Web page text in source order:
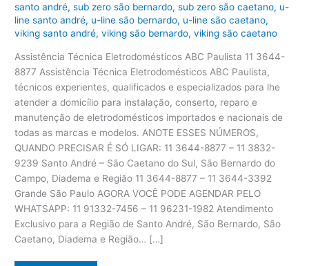
santo andré,sub zero são bernardo,sub zero são caetano, u-
line santo andré, u-line são bernardo, u-line são caetano,
viking santo andré,viking são bernardo,viking são caetano
Assistência Técnica Eletrodomésticos ABC Paulista 11 3644-
8877 Assistência Técnica Eletrodomésticos ABC Paulista,
técnicos experientes, qualificados e especializados para lhe
atender a domicílio para instalação, conserto, reparo e
manutenção de eletrodomésticos importados e nacionais de
todas as marcas e modelos. ANOTE ESSES NÚMEROS,
QUANDO PRECISAR É SÓ LIGAR: 11 3644-8877 – 11 3832-
9239 Santo André – São Caetano do Sul, São Bernardo do
Campo, Diadema e Região 11 3644-8877 – 11 3644-3392
Grande São Paulo AGORA VOCÊ PODE AGENDAR PELO
WHATSAPP: 11 91332-7456 – 11 96231-1982 Atendimento
Exclusivo para a Região de Santo André, São Bernardo, São
Caetano, Diadema e Região… […]